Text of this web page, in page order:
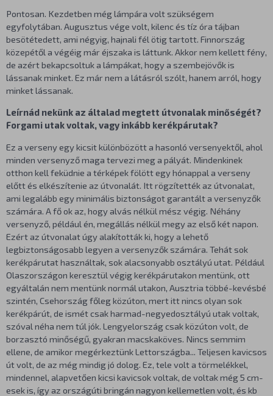
Pontosan. Kezdetben még lámpára volt szükségem
egyfolytában. Augusztus vége volt, kilenc és tíz óra tájban
besötétedett, ami négyig, hajnali fél ötig tartott. Finnország
közepétől a végéig már éjszaka is láttunk. Akkor nem kellett fény,
de azért bekapcsoltuk a lámpákat, hogy a szembejövők is
lássanak minket. Ez már nem a látásról szólt, hanem arról, hogy
minket lássanak.
Leírnád nekünk az általad megtett útvonalak minőségét?
Forgami utak voltak, vagy inkább kerékpárutak?
Ez a verseny egy kicsit különbözött a hasonló versenyektől, ahol
minden versenyző maga tervezi meg a pályát. Mindenkinek
otthon kell feküdnie a térképek fölött egy hónappal a verseny
előtt és elkészítenie az útvonalát. Itt rögzítették az útvonalat,
ami legalább egy minimális biztonságot garantált a versenyzők
számára. A fő ok az, hogy alvás nélkül mész végig. Néhány
versenyző, például én, megállás nélkül megy az első két napon.
Ezért az útvonalat úgy alakították ki, hogy a lehető
legbiztonságosabb legyen a versenyzők számára. Tehát sok
kerékpárutat használtak, sok alacsonyabb osztályú utat. Például
Olaszországon keresztül végig kerékpárutakon mentünk, ott
egyáltalán nem mentünk normál utakon, Ausztria többé-kevésbé
szintén, Csehország főleg közúton, mert itt nincs olyan sok
kerékpárút, de ismét csak harmad-negyedosztályú utak voltak,
szóval néha nem túl jók. Lengyelország csak közúton volt, de
borzasztó minőségű, gyakran macskaköves. Nincs semmim
ellene, de amikor megérkeztünk Lettországba... Teljesen kavicsos
út volt, de az még mindig jó dolog. Ez, tele volt a törmelékkel,
mindennel, alapvetően kicsi kavicsok voltak, de voltak még 5 cm-
esek is, így az országúti bringán nagyon kellemetlen volt, és kb